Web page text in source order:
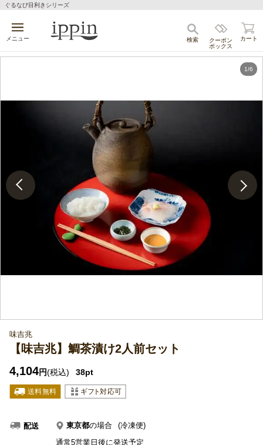
ぐるなび目利きシリーズ
メニュー キャンセル
クーポン
ボックス
検索 カート
1/6
味吉兆
【味吉兆】鯛茶漬け2人前セット
4,104円(税込) 38pt
配送 東京都の場合
(冷凍便)
通常5営業日後に発送予定